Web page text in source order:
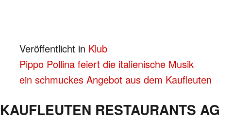
Veröffentlicht in Klub
BEITRAGS-
NAVIGATION
Pippo Pollina feiert die italienische Musik
ein schmuckes Angebot aus dem Kaufleuten
KAUFLEUTEN RESTAURANTS AG